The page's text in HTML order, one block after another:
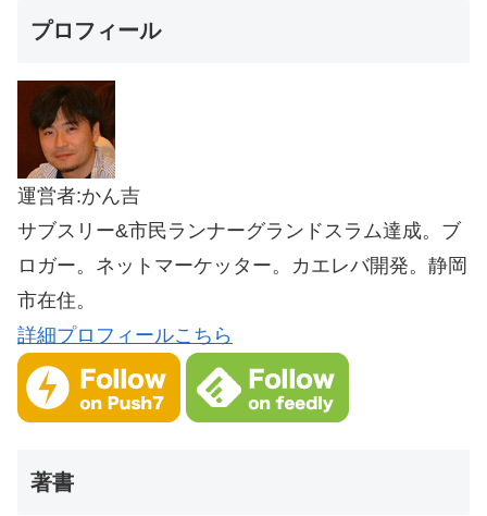
プロフィール
運営者:かん吉
サブスリー&市民ランナーグランドスラム達成。ブ
ロガー。ネットマーケッター。カエレバ開発。静岡
市在住。
詳細プロフィールこちら
著書